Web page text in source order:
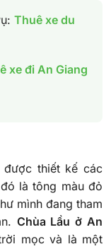
Thuê xe du
xe đi An Giang
được thiết kế các
là tông màu đỏ
mình đang tham
Chùa Lầu ở An
mọc và là một